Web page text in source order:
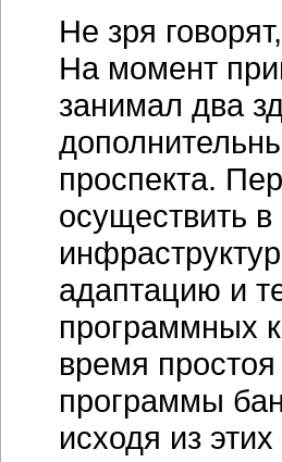
Не зря
На момент
занимал два
проспекта.
осуществить
адаптацию и
программных
время
программы
исходя из